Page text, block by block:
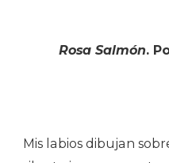
Rosa Salmón.
Mis labios dibujan